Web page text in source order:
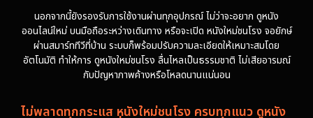
นอกจากนี้ยังรองรับการใช้งานผ่านทุกอุปกรณ์ ไม่ว่าจะอยาก ดูหนัง
ออนไลน์ใหม่ บนมือถือระหว่างเดินทาง หรือจะเปิด หนังใหม่ชนโรง จอยักษ์
ผ่านสมาร์ททีวีที่บ้าน ระบบก็พร้อมปรับความละเอียดให้เหมาะสมโดย
อัตโนมัติ ทำให้การ ดูหนังใหม่ชนโรง ลื่นไหลเป็นธรรมชาติ ไม่เสียอารมณ์
กับปัญหาภาพค้างหรือโหลดนานแน่นอน
ไม่พลาดทุกกระแส หนังใหม่ชนโรง ครบทุกแนว ดูหนัง